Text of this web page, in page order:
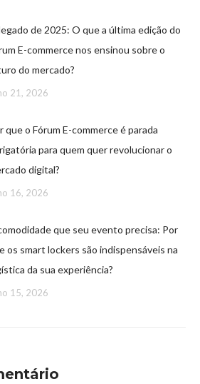
de 2025: O que a última edição do
E-commerce nos ensinou sobre o
do mercado?
21, 2026
que o Fórum E-commerce é parada
para quem quer revolucionar o
digital?
16, 2026
que seu evento precisa: Por
os smart lockers são indispensáveis na
da sua experiência?
15, 2026